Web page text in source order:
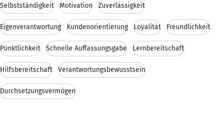
Selbstständigkeit Motivation Zuverlässigkeit
Eigenverantwortung Kundenorientierung Loyalität Freundlichkeit
Pünktlichkeit Schnelle Auffassungsgabe Lernbereitschaft
Hilfsbereitschaft Verantwortungsbewusstsein
Durchsetzungsvermögen